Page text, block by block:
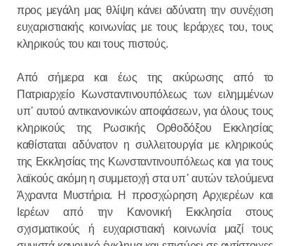
προς μεγάλη μας θλίψη κάνει αδύνατη την συνέχιση
ευχαριστιακής κοινωνίας με τους Ιεράρχες του, τους
κληρικούς του και τους πιστούς.
Από σήμερα και έως της ακύρωσης από το
Πατριαρχείο Κωνσταντινουπόλεως των ειλημμένων
υπ᾽ αυτού αντικανονικών αποφάσεων, για όλους τους
κληρικούς της Ρωσικής Ορθοδόξου Εκκλησίας
καθίσταται αδύνατον η συλλειτουργία με κληρικούς
της Εκκλησίας της Κωνσταντινουπόλεως και για τους
λαϊκούς ακόμη η συμμετοχή στα υπ᾽ αυτών τελούμενα
Άχραντα Μυστήρια. Η προσχώρηση Αρχιερέων και
Ιερέων από την Κανονική Εκκλησία στους
σχισματικούς ή ευχαριστιακή κοινωνία μαζί τους